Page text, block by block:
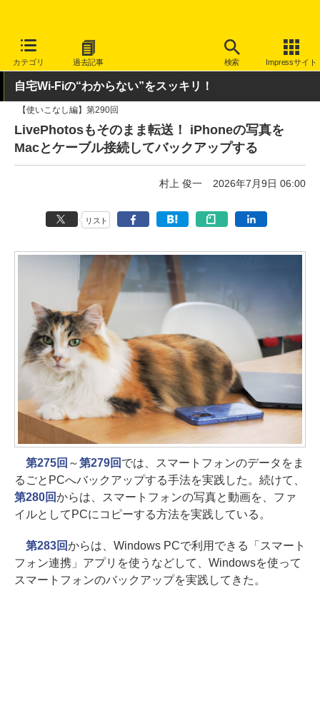
カテゴリ 過去記事 検索 Impressサイト
INTERNET Watch トピック
自宅Wi-Fiの“わからない”をスッキリ！
【使いこなし編】第290回
LivePhotosもそのまま転送！ iPhoneの写真を
Macとケーブル接続してバックアップする
村上 俊一 2026年7月9日 06:00
リスト
第275回 ～第279回 では、スマートフォンのデータをま
るごとPCへバックアップする手法を実践した。続けて、
第280回からは、スマートフォンの写真と動画を、ファ
イルとしてPCにコピーする方法を実践している。
第283回からは、Windows PCで利用できる「スマート
フォン連携」アプリを使うなどして、Windowsを使って
スマートフォンのバックアップを実践してきた。